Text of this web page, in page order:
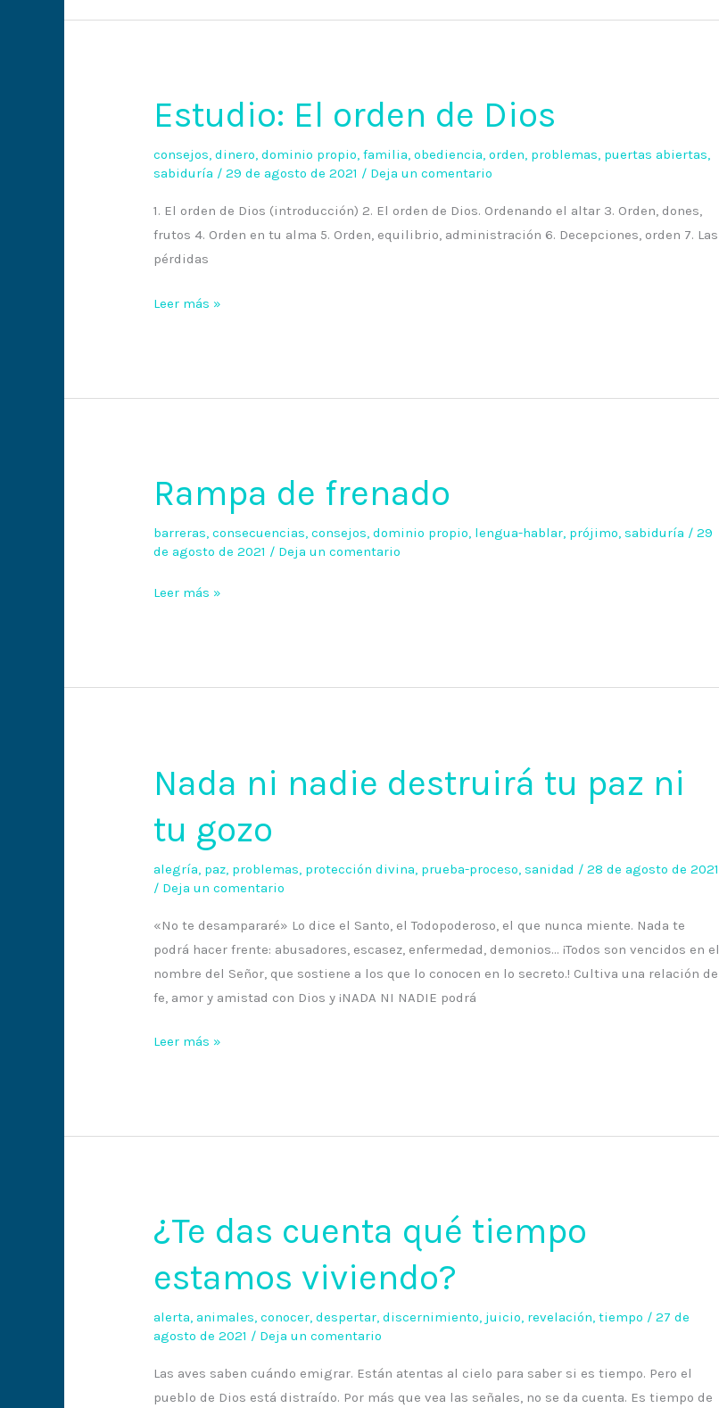
Estudio: El orden de Dios
consejos,dinero,dominio propio,familia,obediencia,orden, problemas, puertas abiertas,
sabiduría /29 de agosto de 2021 / Deja un comentario
1. El orden de Dios (introducción) 2. El orden de Dios. Ordenando el altar 3. Orden, dones,
frutos 4. Orden en tu alma 5. Orden, equilibrio, administración 6. Decepciones, orden 7. Las
pérdidas
Estudio:
El
orden
de
Leer más »
Rampa de frenado
barreras,consecuencias,consejos,dominio propio, lengua-hablar, prójimo,sabiduría /29
de agosto de 2021 / Deja un comentario
Rampa
de
frenado
Leer más »
Nada ni nadie destruirá tu paz ni
tu gozo
alegría paz problemas protección divina prueba-proceso ,sanidad /28 de agosto de 2021
/ Deja un comentario
«No te desampararé» Lo dice el Santo, el Todopoderoso, el que nunca miente. Nada te
podrá hacer frente: abusadores, escasez, enfermedad, demonios… ¡Todos son vencidos en el
nombre del Señor, que sostiene a los que lo conocen en lo secreto.! Cultiva una relación de
fe, amor y amistad con Dios y ¡NADA NI NADIE podrá
Nada
ni
nadie
destruirá
tu
paz
Leer más »
¿Te das cuenta qué tiempo
estamos viviendo?
alerta,animales,conocer,despertar,discernimiento, juicio, revelación,tiempo /27 de
agosto de 2021 / Deja un comentario
Las aves saben cuándo emigrar. Están atentas al cielo para saber si es tiempo. Pero el
pueblo de Dios está distraído. Por más que vea las señales, no se da cuenta. Es tiempo de
¿Te
das
cuenta
qué
tiempo
estamos